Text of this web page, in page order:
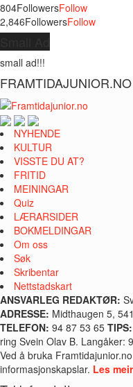
804FollowersFollow
2,846FollowersFollow
small ad!!!
FRAMTIDAJUNIOR.NO
NYHENDE
KULTUR
VISSTE DU AT?
FRITID
MEININGAR
Quiz
LÆRARSIDER
BOKMELDINGAR
Om oss
Søk
Skribentar
Nettstadskart
ANSVARLEG REDAKTØR:
ADRESSE: Midthaugen 5,
TELEFON: 94 87 53 65 TIPS:
ring Svein Olav B. Langåker:
Ved å bruka
informasjonskapslar. Les